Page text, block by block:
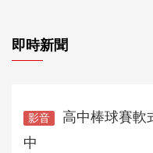
即時新聞
影音
高中棒球賽
中